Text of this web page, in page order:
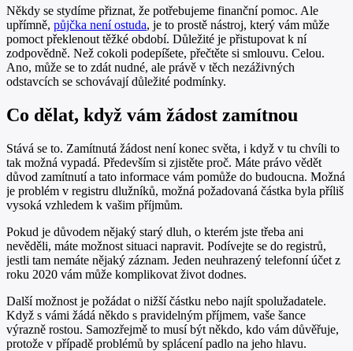
Někdy se stydíme přiznat, že potřebujeme finanční pomoc. Ale
upřímně, půjčka není ostuda, je to prostě nástroj, který vám může
pomoct překlenout těžké období. Důležité je přistupovat k ní
zodpovědně. Než cokoli podepíšete, přečtěte si smlouvu. Celou.
Ano, může se to zdát nudné, ale právě v těch nezáživných
odstavcích se schovávají důležité podmínky.
Co dělat, když vám žádost zamítnou
Stává se to. Zamítnutá žádost není konec světa, i když v tu chvíli to
tak možná vypadá. Především si zjistěte proč. Máte právo vědět
důvod zamítnutí a tato informace vám pomůže do budoucna. Možná
je problém v registru dlužníků, možná požadovaná částka byla příliš
vysoká vzhledem k vašim příjmům.
Pokud je důvodem nějaký starý dluh, o kterém jste třeba ani
nevěděli, máte možnost situaci napravit. Podívejte se do registrů,
jestli tam nemáte nějaký záznam. Jeden neuhrazený telefonní účet z
roku 2020 vám může komplikovat život dodnes.
Další možnost je požádat o nižší částku nebo najít spolužadatele.
Když s vámi žádá někdo s pravidelným příjmem, vaše šance
výrazně rostou. Samozřejmě to musí být někdo, kdo vám důvěřuje,
protože v případě problémů by splácení padlo na jeho hlavu.